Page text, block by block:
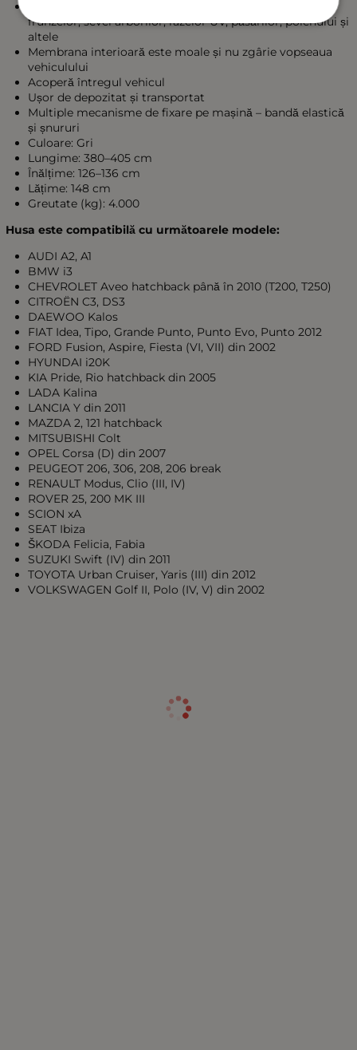
frunzelor, sevei arborilor, razelor UV, păsărilor, polenului și
altele
Membrana interioară este moale și nu zgârie vopseaua
vehiculului
Acoperă întregul vehicul
Ușor de depozitat și transportat
Multiple mecanisme de fixare pe mașină – bandă elastică
și șnururi
Culoare: Gri
Lungime: 380–405 cm
Înălțime: 126–136 cm
Lățime: 148 cm
Greutate (kg): 4.000
Husa este compatibilă cu următoarele modele:
AUDI A2, A1
BMW i3
CHEVROLET Aveo hatchback până în 2010 (T200, T250)
CITROËN C3, DS3
DAEWOO Kalos
FIAT Idea, Tipo, Grande Punto, Punto Evo, Punto 2012
FORD Fusion, Aspire, Fiesta (VI, VII) din 2002
HYUNDAI i20K
KIA Pride, Rio hatchback din 2005
LADA Kalina
LANCIA Y din 2011
MAZDA 2, 121 hatchback
MITSUBISHI Colt
OPEL Corsa (D) din 2007
PEUGEOT 206, 306, 208, 206 break
RENAULT Modus, Clio (III, IV)
ROVER 25, 200 MK III
SCION xA
SEAT Ibiza
ŠKODA Felicia, Fabia
SUZUKI Swift (IV) din 2011
TOYOTA Urban Cruiser, Yaris (III) din 2012
VOLKSWAGEN Golf II, Polo (IV, V) din 2002